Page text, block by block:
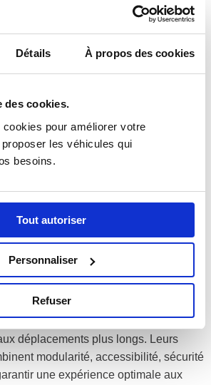
Détails À propos des cookies
des cookies.
pour améliorer votre
les véhicules qui
besoins.
Tout autoriser
Personnaliser
Refuser
% électriques Dietrich Véhicules,
50, allient silence de fonctionnement,
l’empreinte carbone.
et facile à utiliser au quotidien, ils
les qualités des véhicules TPMR
offrant une conduite plus fluide et un
LONGTEMPS, VOYAGEZ
allant jusqu’à 340 kms pour l’e-Modulis
Modulis 50, les véhicules électriques
conviennent aussi bien aux trajets
déplacements plus longs. Leurs
modularité, accessibilité, sécurité
une expérience optimale aux